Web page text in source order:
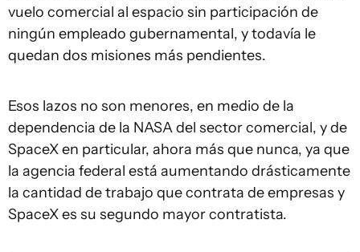
vuelo comercial al espacio sin participación de
ningún empleado gubernamental, y todavía le
quedan dos misiones más pendientes.
Esos lazos no son menores, en medio de la
dependencia de la NASA del sector comercial, y de
SpaceX en particular, ahora más que nunca, ya que
la agencia federal está aumentando drásticamente
la cantidad de trabajo que contrata de empresas y
SpaceX es su segundo mayor contratista.